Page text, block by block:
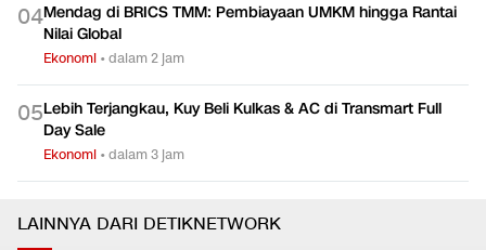
04Mendag di BRICS TMM: Pembiayaan UMKM hingga Rantai
Nilai Global
Ekonomi •dalam 2 jam
05Lebih Terjangkau, Kuy Beli Kulkas & AC di Transmart Full
Day Sale
Ekonomi •dalam 3 jam
LAINNYA DARI DETIKNETWORK